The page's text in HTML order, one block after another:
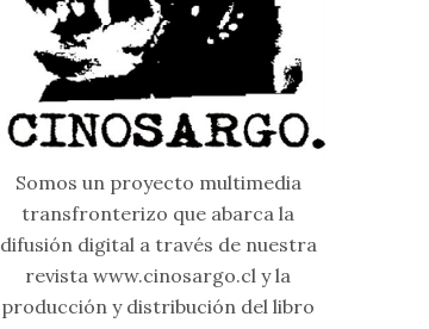
Somos un proyecto multimedia
transfronterizo que abarca la
difusión digital a través de nuestra
revista www.cinosargo.cl y la
producción y distribución del libro